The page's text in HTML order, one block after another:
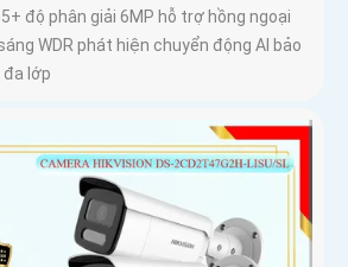
độ phân giải 6MP hỗ trợ hồng ngoại
WDR phát hiện chuyển động AI bảo
lớp